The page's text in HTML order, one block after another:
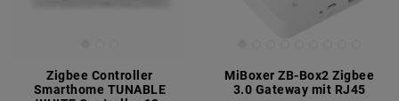
Zigbee Controller
Smarthome TUNABLE
MiBoxer ZB-Box2 Zigbee
3.0 Gateway mit RJ45